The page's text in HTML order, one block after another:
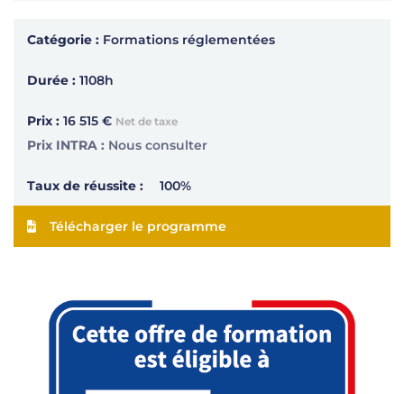
Catégorie : Formations réglementées
Durée : 1108h
Prix : 16 515 € Net de taxe
Prix INTRA : Nous consulter
Taux de réussite : 100%
Télécharger le programme